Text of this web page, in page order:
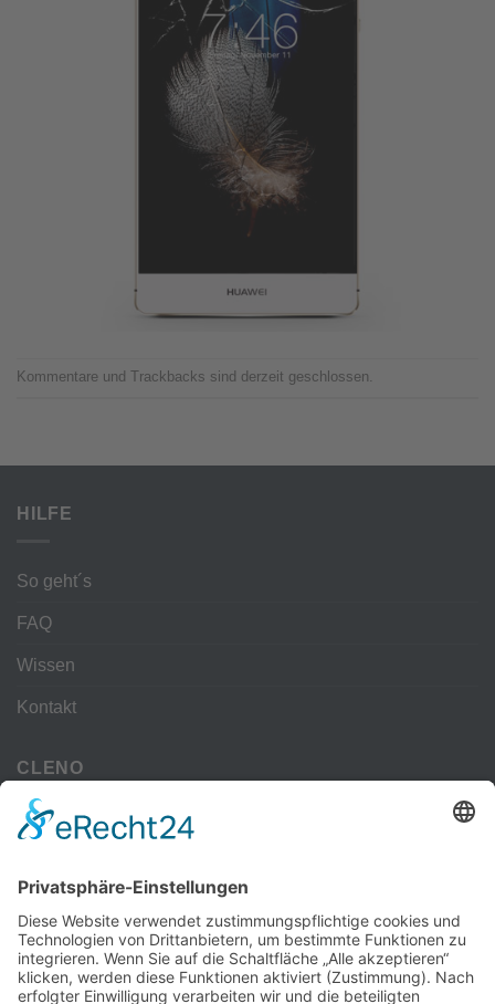
Kommentare und Trackbacks sind derzeit geschlossen.
HILFE
So geht´s
FAQ
Wissen
Kontakt
CLENO
Alle Vorteile
kostenloser Versand
Deine Zahlmöglichkeiten
MEHR